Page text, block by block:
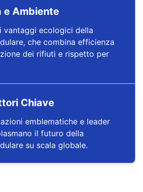
e Ambiente
vantaggi ecologici della
che combina efficienza
dei rifiuti e rispetto per
Chiave
emblematiche e leader
il futuro della
su scala globale.